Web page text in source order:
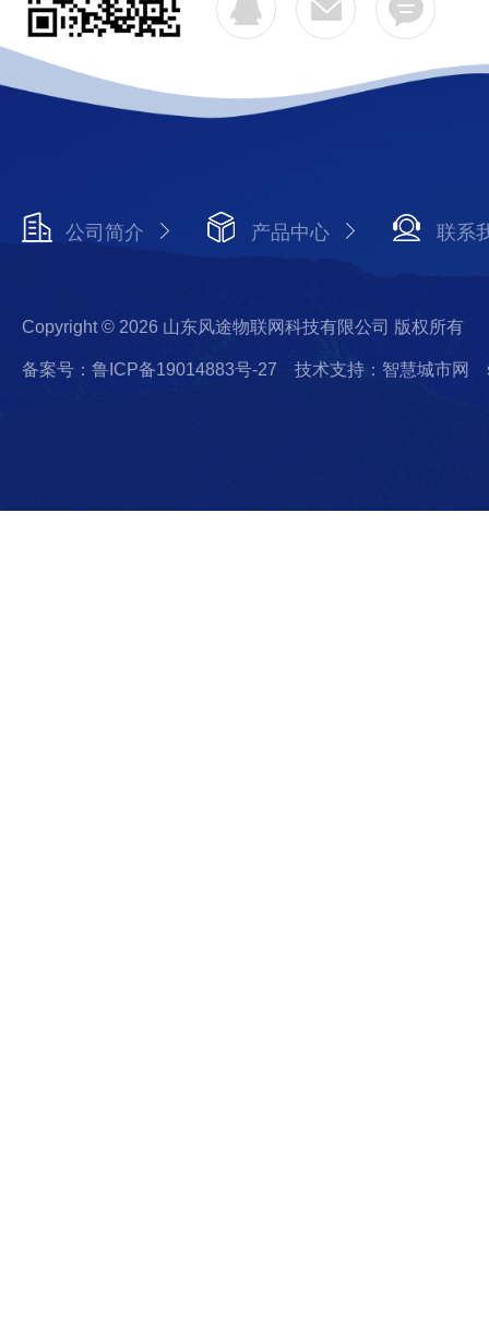
公司简介 产品中心 联系
Copyright © 2026 山东风途物联网科技有限公司 版权所有
备案号：鲁ICP备19014883号-27 技术支持：智慧城市网